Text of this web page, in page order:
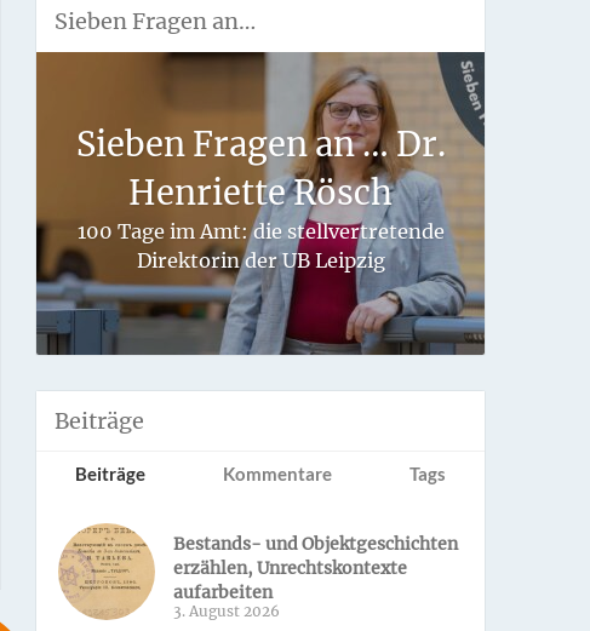
Sieben Fragen an…
Sieben Fragen an … Dr.
Henriette Rösch
100 Tage im Amt: die stellvertretende
Direktorin der UB Leipzig
Beiträge
Beiträge Kommentare Tags
Bestands- und Objektgeschichten
erzählen, Unrechtskontexte
aufarbeiten
3. August 2026